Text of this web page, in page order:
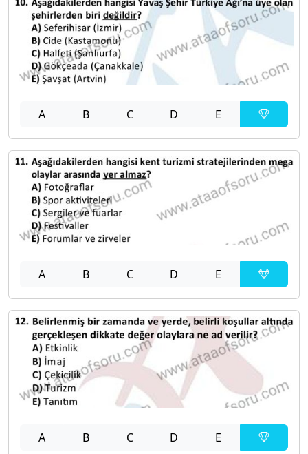
A B C D E
A B C D E
A B C D E